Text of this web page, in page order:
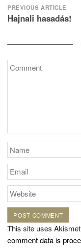
Post
navigation
PREVIOUS ARTICLE
Hajnali hasadás!
This site uses
comment data is